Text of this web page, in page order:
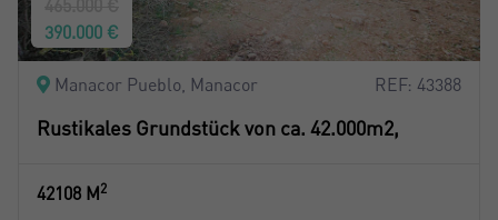
390.000 €
Manacor Pueblo, Manacor REF: 43388
Rustikales Grundstück von ca. 42.000m2,
42108 M2